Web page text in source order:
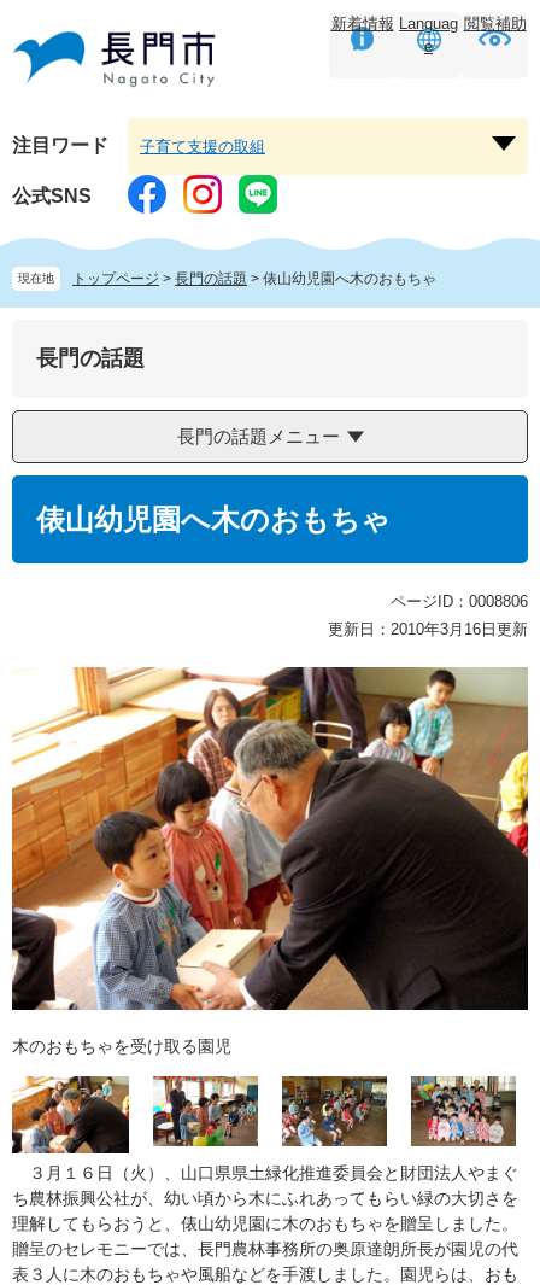
頭
す。
飛
し
本
文
へ
新着情報 Languag
e
閲覧補助
注目ワード
ー
子育て支援の取組
公式SNS
現在地 トップページ > 長門の話題 > 俵山幼児園へ木のおもちゃ
長門の話題
長門の話題メニュー
俵山幼児園へ木のおもちゃ
ページID：0008806
更新日：2010年3月16日更新
木のおもちゃを受け取る園児
３月１６日（火）、山口県県土緑化推進委員会と財団法人やまぐ
ち農林振興公社が、幼い頃から木にふれあってもらい緑の大切さを
理解してもらおうと、俵山幼児園に木のおもちゃを贈呈しました。
贈呈のセレモニーでは、長門農林事務所の奥原達朗所長が園児の代
表３人に木のおもちゃや風船などを手渡しました。園児らは、おも